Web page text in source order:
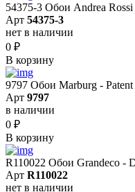
54375-3 Обои Andrea
Арт 54375-3
нет в наличии
0 ₽
В корзину
9797 Обои Marburg -
Арт 9797
в наличии
0 ₽
В корзину
R110022 Обои Grandeco -
Арт R110022
нет в наличии